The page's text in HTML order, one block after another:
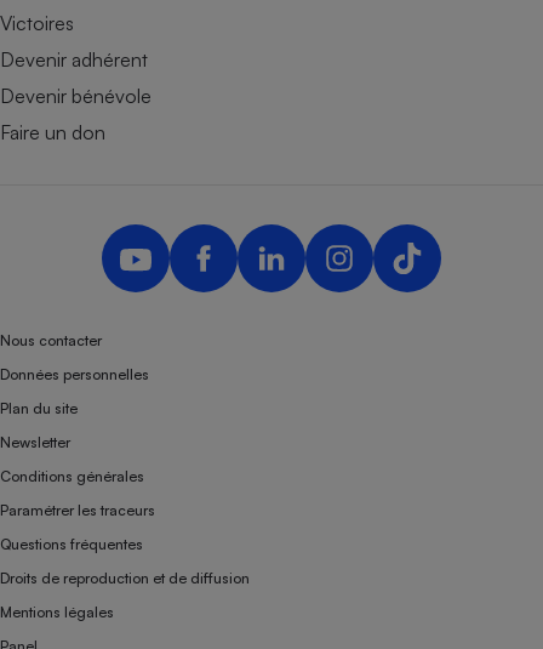
Victoires
Devenir adhérent
Devenir bénévole
Faire un don
Nous contacter
Données personnelles
Plan du site
Newsletter
Conditions générales
Paramétrer les traceurs
Questions fréquentes
Droits de reproduction et de diffusion
Mentions légales